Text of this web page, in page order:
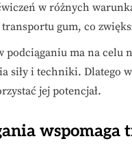
w różnych
gum, co
podciąganiu ma na celu
siły i techniki. Dlatego
jej potencjał.
wspomaga